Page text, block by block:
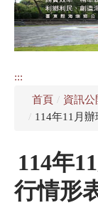
認識海端
公所介紹
資訊公開專
:::
首頁 / 資訊公
/ 114年11月
114年
行情形